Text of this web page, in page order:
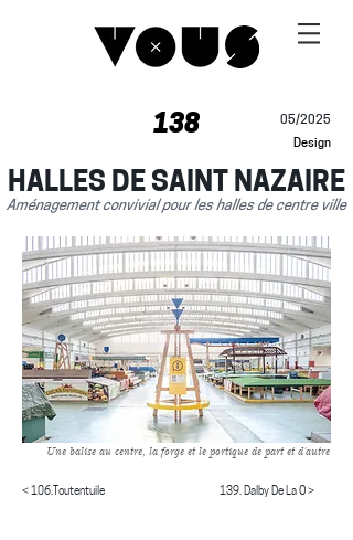
138
05/2025
Design
HALLES DE SAINT NAZAIRE
Aménagement convivial pour les halles de centre ville
Une balise au centre, la forge et le portique de part et d'autre
< 106.Toutentuile 139. Dalby De La O >